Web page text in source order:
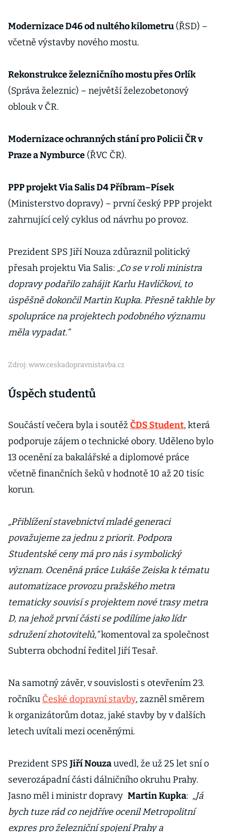
Modernizace D46 od nultého kilometru (ŘSD) –
včetně výstavby nového mostu.
Rekonstrukce železničního mostu přes Orlík
(Správa železnic) – největší železobetonový
oblouk v ČR.
Modernizace ochranných stání pro Policii ČR v
Praze a Nymburce (ŘVC ČR).
PPP projekt Via Salis D4 Příbram–Písek
(Ministerstvo dopravy) – první český PPP projekt
zahrnující celý cyklus od návrhu po provoz.
Prezident SPS Jiří Nouza zdůraznil politický
přesah projektu Via Salis: „Co se v roli ministra
dopravy podařilo zahájit Karlu Havlíčkovi, to
úspěšně dokončil Martin Kupka. Přesně takhle by
spolupráce na projektech podobného významu
měla vypadat.“
Zdroj: www.ceskadopravnistavba.cz
Úspěch studentů
Součástí večera byla i soutěž ČDS Student, která
podporuje zájem o technické obory. Uděleno bylo
13 ocenění za bakalářské a diplomové práce
včetně finančních šeků v hodnotě 10 až 20 tisíc
korun.
„Přiblížení stavebnictví mladé generaci
považujeme za jednu z priorit. Podpora
Studentské ceny má pro nás i symbolický
význam. Oceněná práce Lukáše Zeiska k tématu
automatizace provozu pražského metra
tematicky souvisí s projektem nové trasy metra
D, na jehož první části se podílíme jako lídr
sdružení zhotovitelů,“komentoval za společnost
Subterra obchodní ředitel Jiří Tesař.
Na samotný závěr, v souvislosti s otevřením 23.
ročníku České dopravní stavby, zazněl směrem
k organizátorům dotaz, jaké stavby by v dalších
letech uvítali mezi oceněnými.
Prezident SPS Jiří Nouzauvedl, že už 25 let sní o
severozápadní části dálničního okruhu Prahy.
Jasno měl i ministr dopravy Martin Kupka: „Já
bych tuze rád co nejdříve ocenil Metropolitní
expres pro železniční spojení Prahy a